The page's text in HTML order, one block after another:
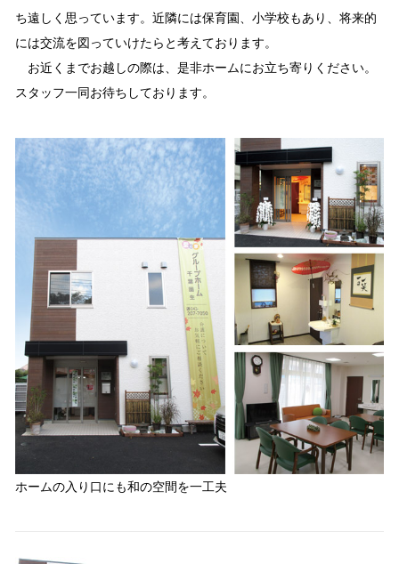
ち遠しく思っています。近隣には保育園、小学校もあり、将来的
には交流を図っていけたらと考えております。
お近くまでお越しの際は、是非ホームにお立ち寄りください。
スタッフ一同お待ちしております。
ホームの入り口にも和の空間を一工夫